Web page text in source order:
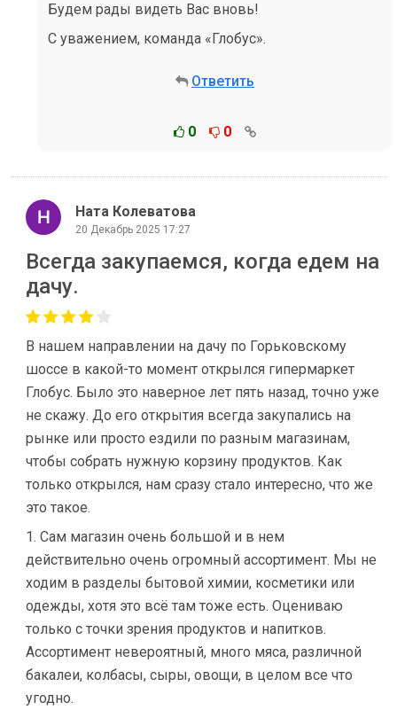
Будем рады видеть Вас вновь!
С уважением, команда «Глобус».
Ответить
0 0
Ната Колеватова
20 Декабрь 2025 17:27
Всегда закупаемся, когда едем на
дачу.
В нашем направлении на дачу по Горьковскому
шоссе в какой-то момент открылся гипермаркет
Глобус. Было это наверное лет пять назад, точно уже
не скажу. До его открытия всегда закупались на
рынке или просто ездили по разным магазинам,
чтобы собрать нужную корзину продуктов. Как
только открылся, нам сразу стало интересно, что же
это такое.
1. Сам магазин очень большой и в нем
действительно очень огромный ассортимент. Мы не
ходим в разделы бытовой химии, косметики или
одежды, хотя это всё там тоже есть. Оцениваю
только с точки зрения продуктов и напитков.
Ассортимент невероятный, много мяса, различной
бакалеи, колбасы, сыры, овощи, в целом все что
угодно.